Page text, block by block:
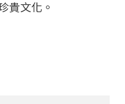
貴文化。